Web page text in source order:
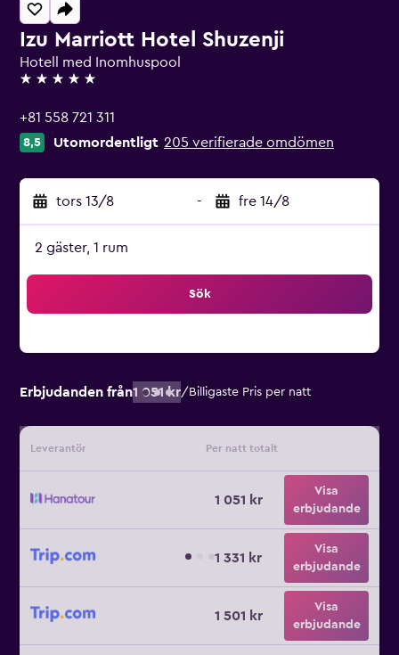
Izu Marriott Hotel Shuzenji
Hotell med Inomhuspool
5 stjärnor
+81 558 721 311
8,5 Utomordentligt 205 verifierade omdömen
tors 13/8 - fre 14/8
2 gäster, 1 rum
Sök
Erbjudanden från1 051 kr/ Billigaste Pris per natt
Leverantör Per natt totalt
1 051 kr
Visa
erbjudande
1 331 kr
Visa
erbjudande
1 501 kr
Visa
erbjudande